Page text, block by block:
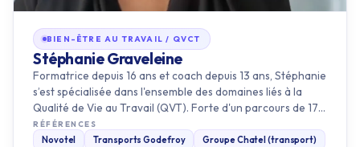
Stéphanie Graveleine
Formatrice depuis 16 ans et coach depuis 13 ans, Stéphanie
s’est spécialisée dans l'ensemble des domaines liés à la
Qualité de Vie au Travail (QVT). Forte d'un parcours de 17
an…
RÉFÉRENCES
Novotel Transports Godefroy Groupe Chatel (transport)